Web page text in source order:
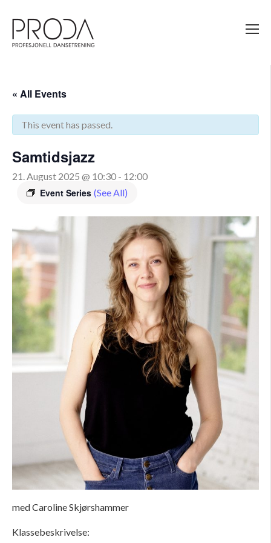
sidens
hovedinnhold
« All Events
This event has passed.
Samtidsjazz
21. August 2025 @ 10:30 - 12:00
Event Series (See All)
med Caroline Skjørshammer
Klassebeskrivelse: